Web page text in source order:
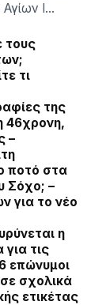
Ι…
τους
τι
της
46χρονη,
–
ποτό στα
Σόχο; –
για το νέο
η
τις
επώνυμοι
σχολικά
ετικέτας